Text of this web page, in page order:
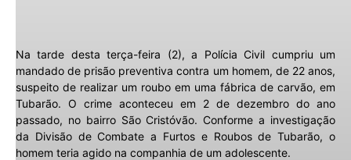
Na tarde desta terça-feira (2), a Polícia Civil cumpriu um
mandado de prisão preventiva contra um homem, de 22 anos,
suspeito de realizar um roubo em uma fábrica de carvão, em
Tubarão. O crime aconteceu em 2 de dezembro do ano
passado, no bairro São Cristóvão. Conforme a investigação
da Divisão de Combate a Furtos e Roubos de Tubarão, o
homem teria agido na companhia de um adolescente.